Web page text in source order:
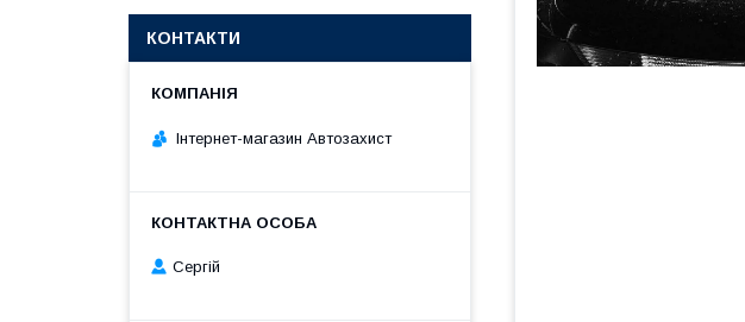
КОНТАКТИ
Інтернет-магазин Автозахист
Сергій